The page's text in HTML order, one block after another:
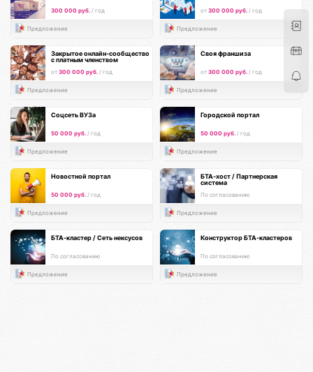
300 000 руб. / год
Предложение
от 300 000 руб. / год
Предложение
Закрытое онлайн-сообщество
с платным членством
от 300 000 руб. / год
Предложение
Своя франшиза
от 300 000 руб. / год
Предложение
Соцсеть ВУЗа
50 000 руб. / год
Предложение
Городской портал
50 000 руб. / год
Предложение
Новостной портал
50 000 руб. / год
Предложение
БТА-хост / Партнерская
система
По согласованию
Предложение
БТА-кластер / Сеть нексусов
По согласованию
Предложение
Конструктор БТА-кластеров
По согласованию
Предложение